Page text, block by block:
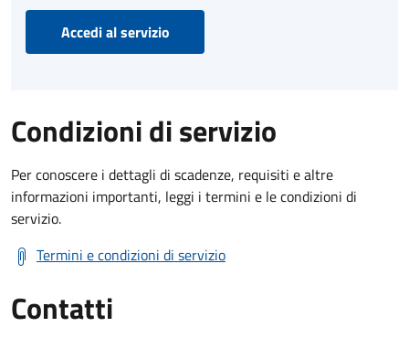
Accedi al servizio
Condizioni di servizio
Per conoscere i dettagli di scadenze, requisiti e altre
informazioni importanti, leggi i termini e le condizioni di
servizio.
Termini e condizioni di servizio
Contatti